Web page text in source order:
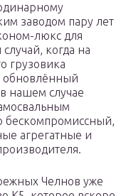
заводом пару лет
люкс для
когда на
грузовика
обновлённый
нашем случае
бескомпромиссный,
агрегатные и
Челнов уже